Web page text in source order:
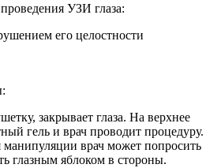
УЗИ глаза:
его целостности
закрывает глаза. На верхнее
гель и врач проводит процедуру.
манипуляции врач может попросить
глазным яблоком в стороны.